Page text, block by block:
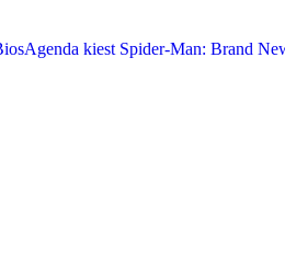
kiest Spider-Man: Brand